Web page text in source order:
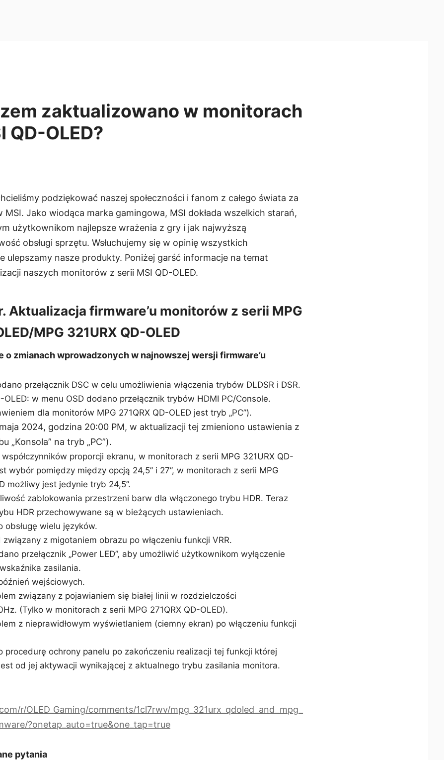
zaktualizowano w monitorach
QD-OLED?
podziękować naszej społeczności i fanom z całego świata za
Jako wiodąca marka gamingowa, MSI dokłada wszelkich starań,
użytkownikom najlepsze wrażenia z gry i jak najwyższą
obsługi sprzętu. Wsłuchujemy się w opinię wszystkich
ulepszamy nasze produkty. Poniżej garść informacje na temat
naszych monitorów z serii MSI QD-OLED.
Aktualizacja firmware’u monitorów z serii MPG
MPG 321URX QD-OLED
o zmianach wprowadzonych w najnowszej wersji firmware’u
przełącznik DSC w celu umożliwienia włączenia trybów DLDSR i DSR.
OLED: w menu OSD dodano przełącznik trybów HDMI PC/Console.
dla monitorów MPG 271QRX QD-OLED jest tryb „PC”).
2024, godzina 20:00 PM, w aktualizacji tej zmieniono ustawienia z
„Konsola” na tryb „PC”).
współczynników proporcji ekranu, w monitorach z serii MPG 321URX QD-
wybór pomiędzy między opcją 24,5” i 27”, w monitorach z serii MPG
możliwy jest jedynie tryb 24,5”.
zablokowania przestrzeni barw dla włączonego trybu HDR. Teraz
HDR przechowywane są w bieżących ustawieniach.
obsługę wielu języków.
związany z migotaniem obrazu po włączeniu funkcji VRR.
przełącznik „Power LED”, aby umożliwić użytkownikom wyłączenie
zasilania.
wejściowych.
związany z pojawianiem się białej linii w rozdzielczości
(Tylko w monitorach z serii MPG 271QRX QD-OLED).
z nieprawidłowym wyświetlaniem (ciemny ekran) po włączeniu funkcji
procedurę ochrony panelu po zakończeniu realizacji tej funkcji której
od jej aktywacji wynikającej z aktualnego trybu zasilania monitora.
r/OLED_Gaming/comments/1cl7rwv/mpg_321urx_qdoled_and_mpg_
?onetap_auto=true&one_tap=true
pytania